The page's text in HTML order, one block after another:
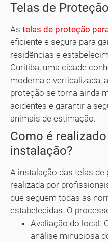
Telas de
As telas de proteção
eficiente e segura para
residências e
Curitiba, uma cidade
moderna e verticalizada,
proteção se torna ainda
acidentes e garantir a
animais de estimação.
Como é
instalação?
A instalação das telas
realizada por
que seguem todas as
estabelecidas. O
Avaliação do local:
análise minuciosa